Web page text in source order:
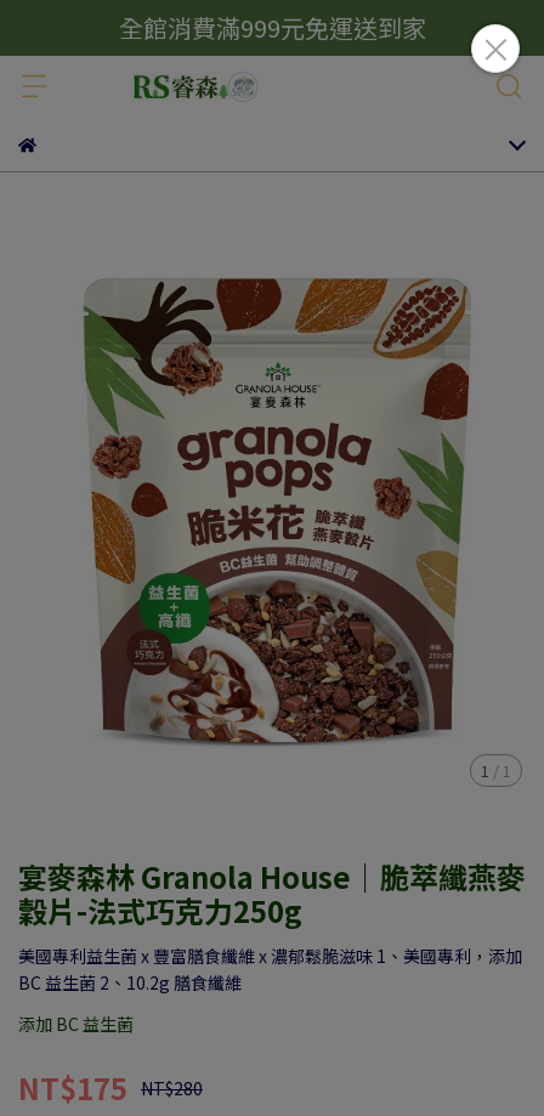
全館消費滿999元免運送到家
1 / 1
宴麥森林 Granola House｜脆萃纖燕麥
穀片-法式巧克力250g
美國專利益生菌 x 豐富膳食纖維 x 濃郁鬆脆滋味 1、美國專利，添加
BC 益生菌 2、10.2g 膳食纖維
添加 BC 益生菌
NT$175 NT$280